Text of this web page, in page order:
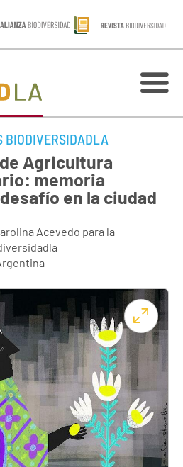
BIODIVERSIDADLA
Agricultura
memoria
en la ciudad
Acevedo para la